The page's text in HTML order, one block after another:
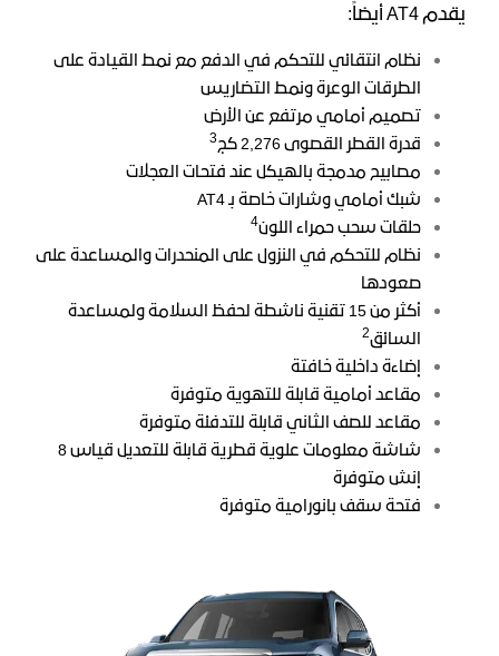
يقدم AT4 أيضاً:
نظام انتقائي للتحكم في الدفع مع نمط القيادة على
الطرقات الوعرة ونمط التضاريس
تصميم أمامي مرتفع عن الأرض
قدرة القطر القصوى 2,276 كج
3
مصابيح مدمجة بالهيكل عند فتحات العجلات
شبك أمامي وشارات خاصة بـ AT4
حلقات سحب حمراء اللون4
نظام للتحكم في النزول على المنحدرات والمساعدة على
صعودها
أكثر من 15 تقنية ناشطة لحفظ السلامة ولمساعدة
السائق2
إضاءة داخلية خافتة
مقاعد أمامية قابلة للتهوية متوفرة
مقاعد للصف الثاني قابلة للتدفئة متوفرة
شاشة معلومات علوية قطرية قابلة للتعديل قياس 8
إنش متوفرة
فتحة سقف بانورامية متوفرة